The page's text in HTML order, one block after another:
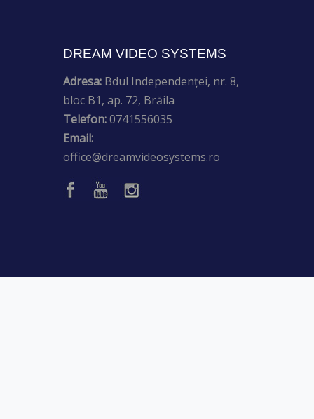
DREAM VIDEO SYSTEMS
Adresa:Bdul Independenței, nr. 8,
bloc B1, ap. 72, Brăila
Telefon: 0741556035
Email:
office@dreamvideosystems.ro